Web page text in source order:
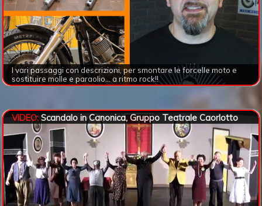
I vari passaggi con descrizioni, per smontare le forcelle moto e
sostituire molle e paraolio... a ritmo rock!!
VIDEO:Scandalo in Canonica, Gruppo Teatrale Caorlotto